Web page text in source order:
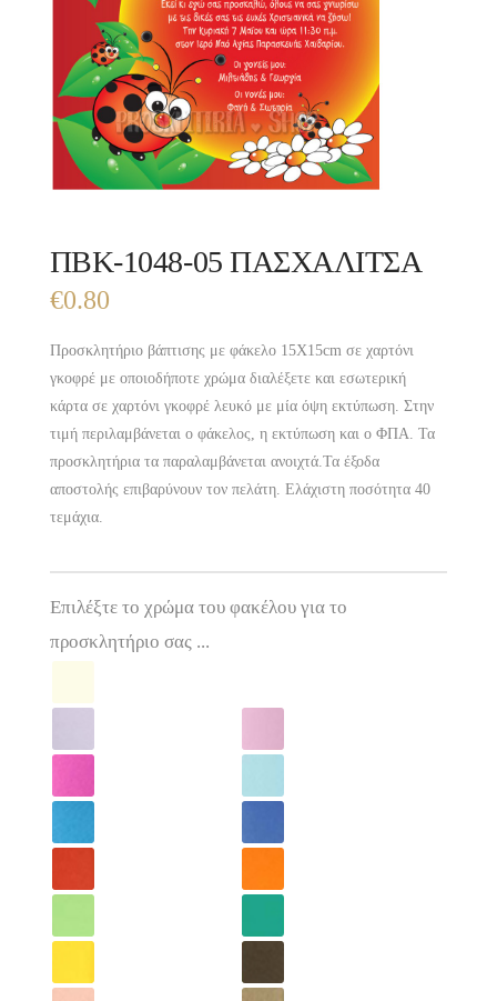
ΠΒΚ-1048-05 ΠΑΣΧΑΛΙΤΣΑ
€0.80
Προσκλητήριο βάπτισης με φάκελο 15X15cm σε χαρτόνι
γκοφρέ με οποιοδήποτε χρώμα διαλέξετε και εσωτερική
κάρτα σε χαρτόνι γκοφρέ λευκό με μία όψη εκτύπωση. Στην
τιμή περιλαμβάνεται ο φάκελος, η εκτύπωση και ο ΦΠΑ. Τα
προσκλητήρια τα παραλαμβάνεται ανοιχτά.Τα έξοδα
αποστολής επιβαρύνουν τον πελάτη. Ελάχιστη ποσότητα 40
τεμάχια.
Επιλέξτε το χρώμα του φακέλου για το
προσκλητήριο σας ...